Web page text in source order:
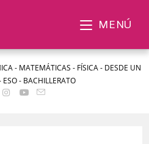
- MATEMÁTICAS - FÍSICA - DESDE UN
ESO - BACHILLERATO
MENÚ